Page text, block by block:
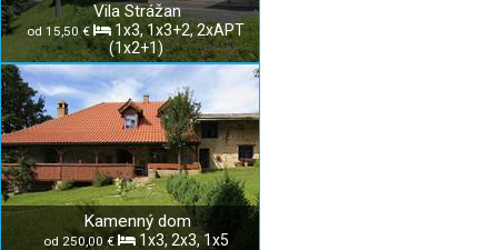
Vila Strážan
od 15,50 €
1x3, 1x3+2, 2xAPT
(1x2+1)
Kamenný dom
od 250,00 € 1x3, 2x3, 1x5